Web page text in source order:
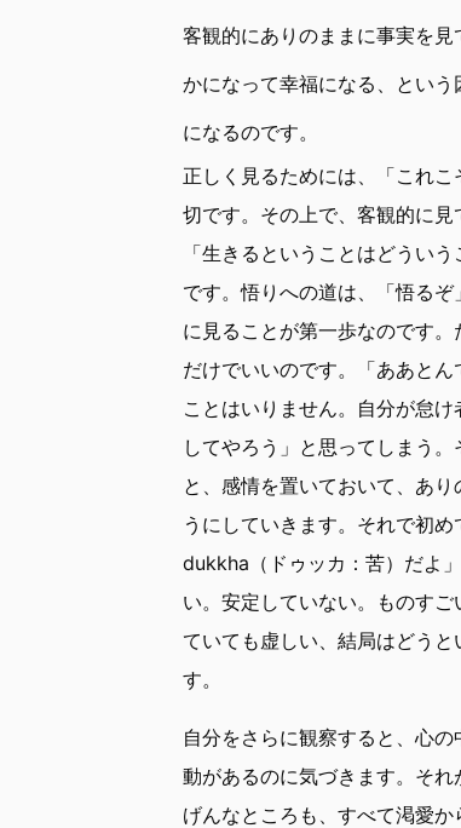
客観的にありのままに事実を
かになって幸福になる、とい
になるのです。
正しく見るためには、「これ
切です。その上で、客観的に見
「生きるということはどうい
です。悟りへの道は、「悟る
に見ることが第一歩なのです
だけでいいのです。「ああと
ことはいりません。自分が怠
してやろう」と思ってしまう
と、感情を置いておいて、あ
うにしていきます。それで初
dukkha（ドゥッカ：苦）だよ
い。安定していない。ものす
ていても虚しい、結局はどう
す。
自分をさらに観察すると、心
動があるのに気づきます。そ
げんなところも、すべて渇愛